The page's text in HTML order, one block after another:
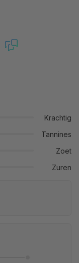
Krachtig
Tannines
Zoet
Zuren